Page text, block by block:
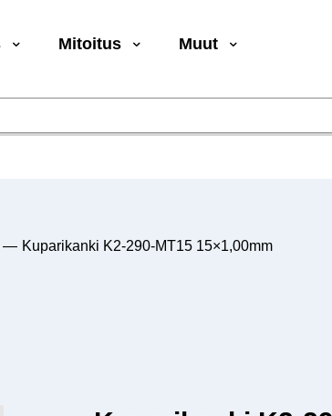
Mitoitus Muut
— Kuparikanki K2-290-MT15 15×1,00mm